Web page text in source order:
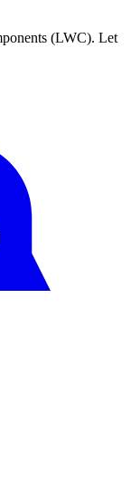
(LWC). Let